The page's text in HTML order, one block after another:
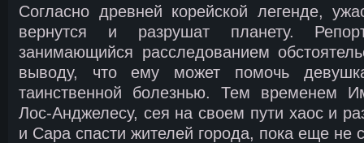
Согласно древней корейской легенде,
вернутся и разрушат планету.
занимающийся расследованием
выводу, что ему может помочь
таинственной болезнью. Тем временем
Лос-Анджелесу, сея на своем пути хаос и
и Сара спасти жителей города, пока еще